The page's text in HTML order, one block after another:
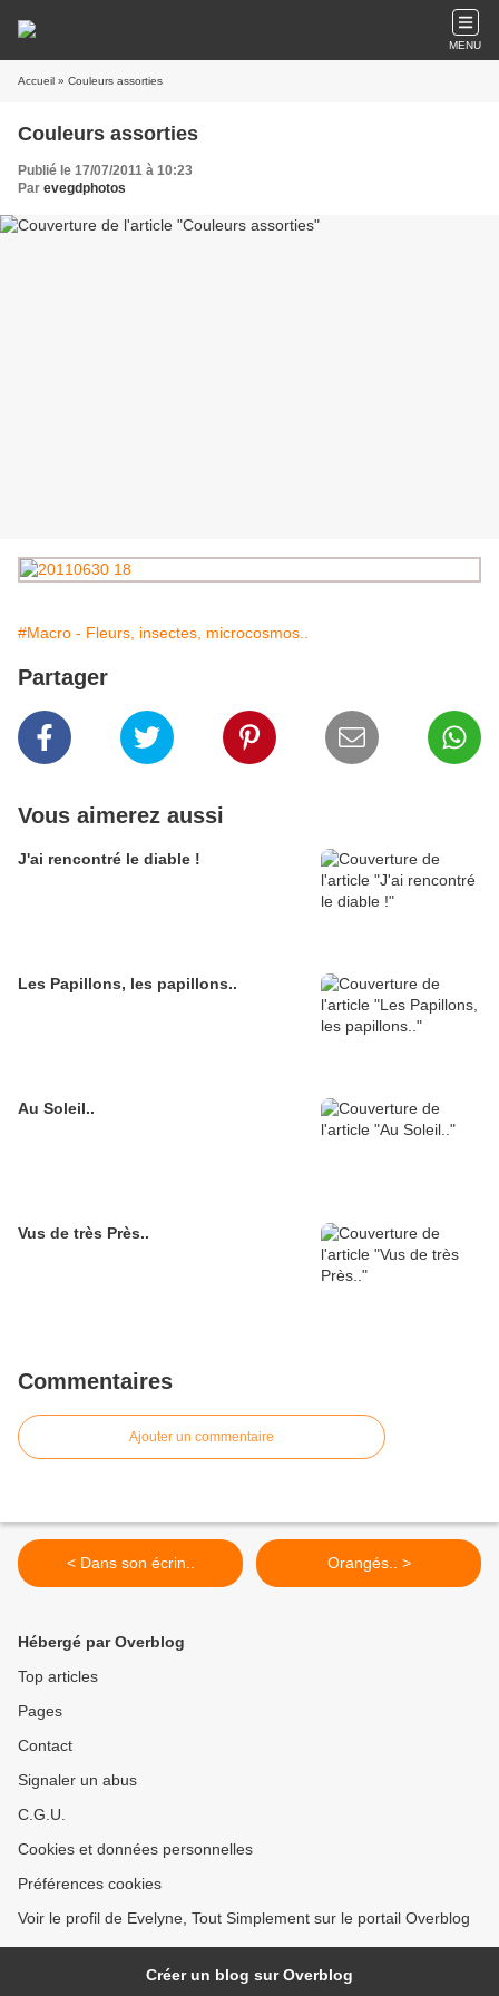
MENU
Accueil » Couleurs assorties
Couleurs assorties
Publié le 17/07/2011 à 10:23
Par evegdphotos
#Macro - Fleurs, insectes, microcosmos..
Partager
Vous aimerez aussi
J'ai rencontré le diable !
Les Papillons, les papillons..
Au Soleil..
Vus de très Près..
Commentaires
Ajouter un commentaire
< Dans son écrin.. Orangés.. >
Hébergé par Overblog
Top articles
Pages
Contact
Signaler un abus
C.G.U.
Cookies et données personnelles
Préférences cookies
Voir le profil de Evelyne, Tout Simplement sur le portail Overblog
Créer un blog sur Overblog